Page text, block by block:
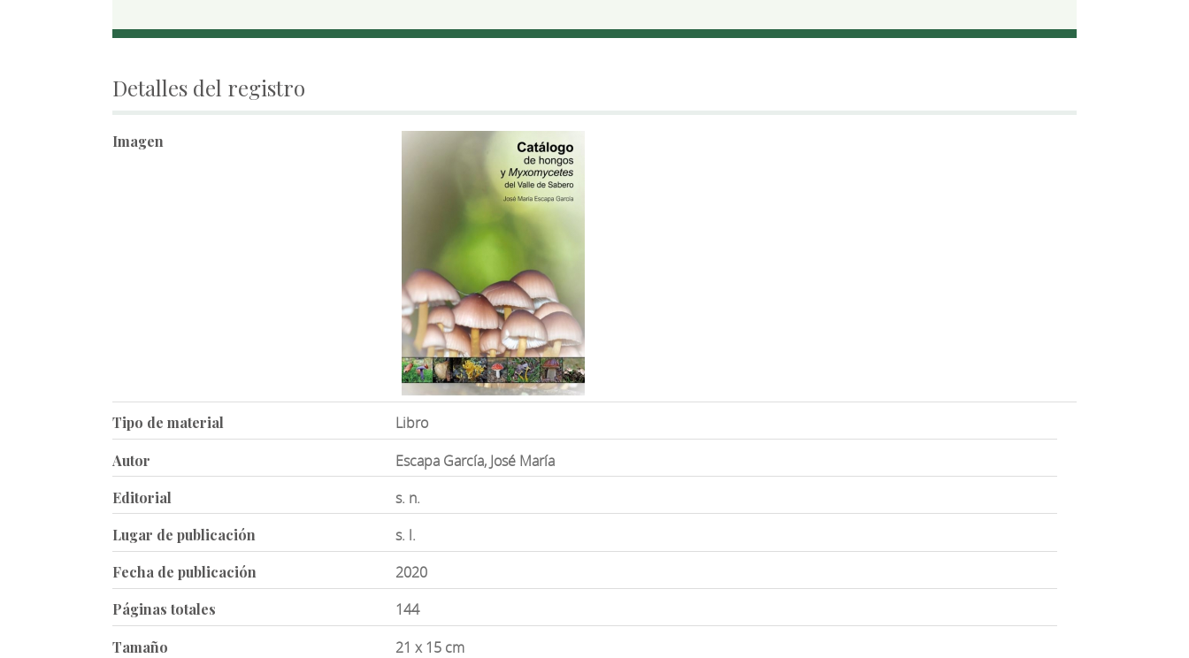
Detalles del registro
Imagen
Tipo de material Libro
Autor Escapa García, José María
Editorial s. n.
Lugar de publicación s. l.
Fecha de publicación 2020
Páginas totales 144
Tamaño 21 x 15 cm